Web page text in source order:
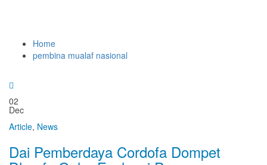
Home
pembina mualaf nasional
02
Dec
Article, News
Dai Pemberdaya Cordofa Dompet